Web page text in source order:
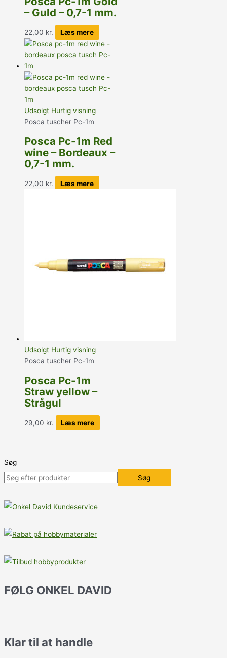
– Guld – 0,7-1 mm.
22,00 kr. Læs mere
Udsolgt Hurtig visning
Posca tuscher Pc-1m
Posca Pc-1m Red
wine – Bordeaux –
0,7-1 mm.
22,00 kr. Læs mere
Udsolgt Hurtig visning
Posca tuscher Pc-1m
Posca Pc-1m
Straw yellow –
Strågul
29,00 kr. Læs mere
Søg
Søg
FØLG ONKEL DAVID
Klar til at handle